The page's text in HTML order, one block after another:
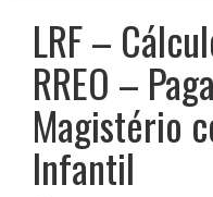
LRF –
RREO –
Magistério
Infantil